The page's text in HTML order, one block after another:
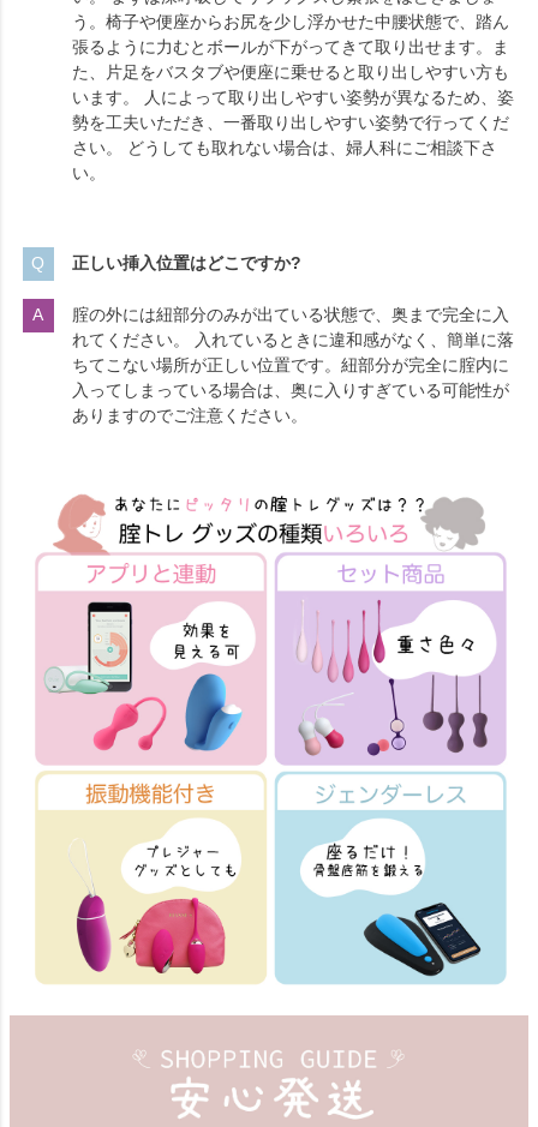
う。椅子や便座からお尻を少し浮かせた中腰状態で、踏ん
張るように力むとボールが下がってきて取り出せます。ま
た、片足をバスタブや便座に乗せると取り出しやすい方も
います。 人によって取り出しやすい姿勢が異なるため、姿
勢を工夫いただき、一番取り出しやすい姿勢で行ってくだ
さい。 どうしても取れない場合は、婦人科にご相談下さ
い。
正しい挿入位置はどこですか?
腟の外には紐部分のみが出ている状態で、奥まで完全に入
れてください。 入れているときに違和感がなく、簡単に落
ちてこない場所が正しい位置です。紐部分が完全に腟内に
入ってしまっている場合は、奥に入りすぎている可能性が
ありますのでご注意ください。